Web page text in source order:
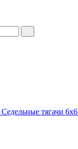
Седельные тягачи 6х6